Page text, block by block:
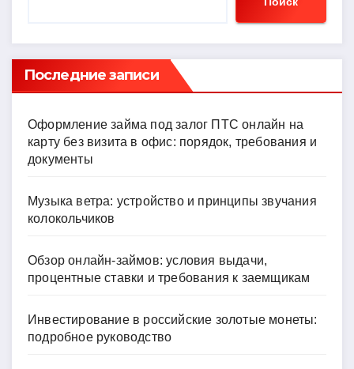
Последние записи
Оформление займа под залог ПТС онлайн на
карту без визита в офис: порядок, требования и
документы
Музыка ветра: устройство и принципы звучания
колокольчиков
Обзор онлайн-займов: условия выдачи,
процентные ставки и требования к заемщикам
Инвестирование в российские золотые монеты:
подробное руководство